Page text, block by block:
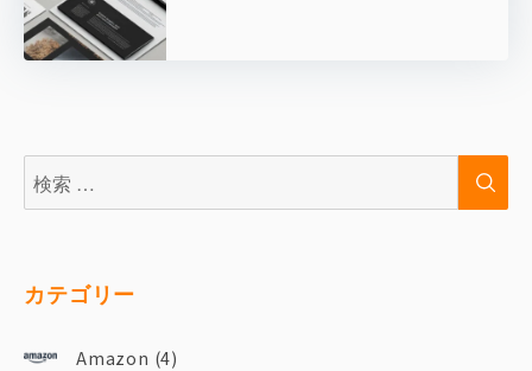
検
索:
検
カテゴリー
Amazon (4)